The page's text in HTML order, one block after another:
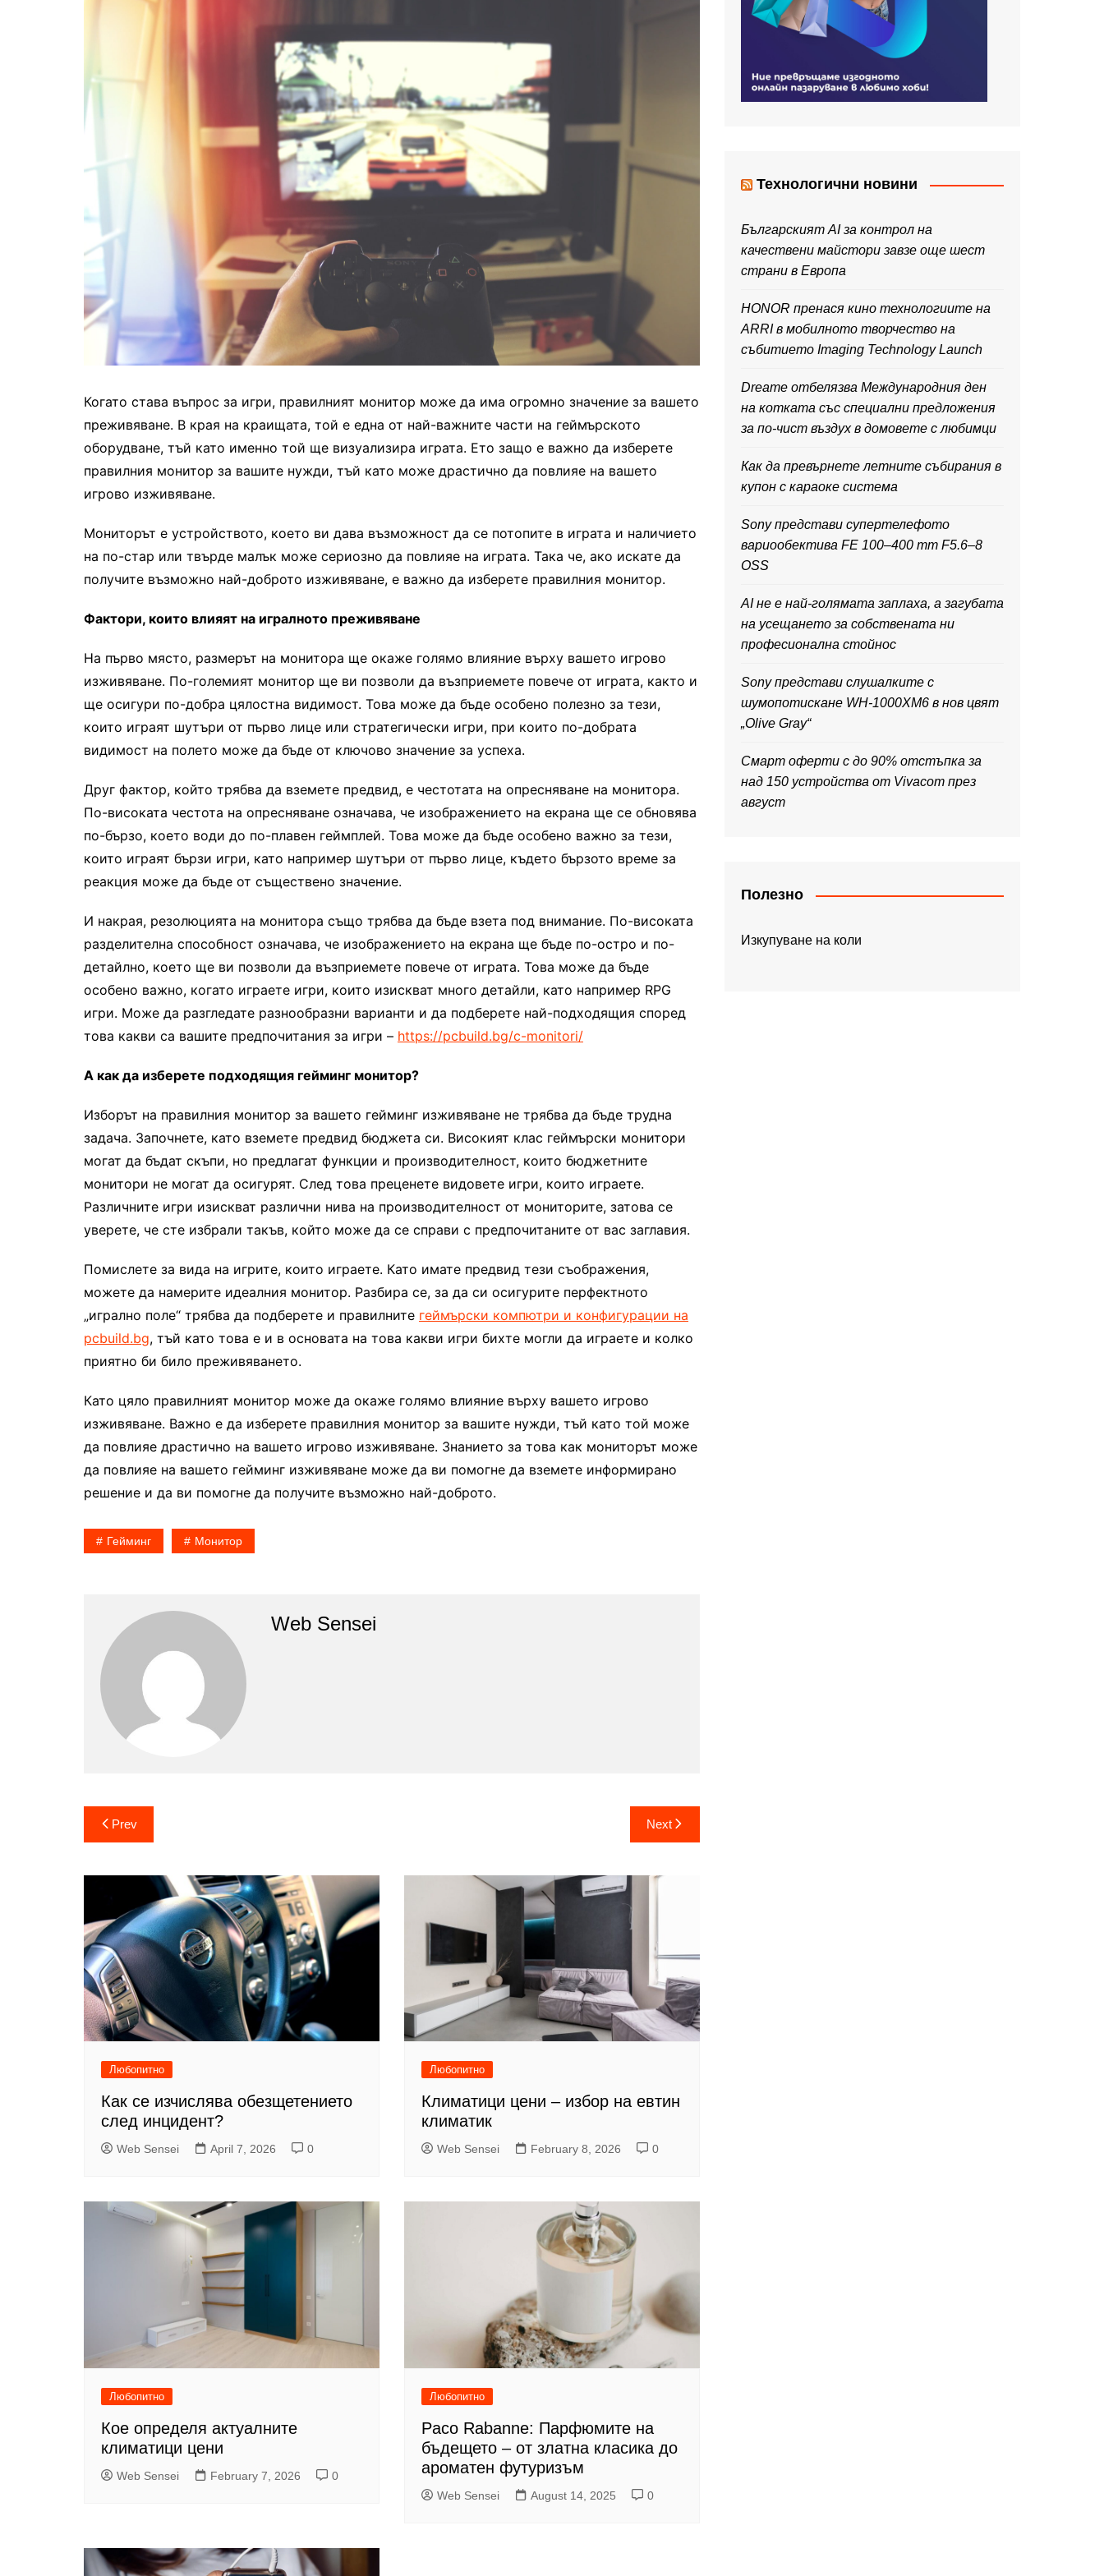
Когато става въпрос за игри, правилният монитор може да има огромно значение за вашето
преживяване. В края на краищата, той е една от най-важните части на геймърското
оборудване, тъй като именно той ще визуализира играта. Ето защо е важно да изберете
правилния монитор за вашите нужди, тъй като може драстично да повлияе на вашето
игрово изживяване.
Мониторът е устройството, което ви дава възможност да се потопите в играта и наличието
на по-стар или твърде малък може сериозно да повлияе на играта. Така че, ако искате да
получите възможно най-доброто изживяване, е важно да изберете правилния монитор.
Фактори, които влияят на игралното преживяване
На първо място, размерът на монитора ще окаже голямо влияние върху вашето игрово
изживяване. По-големият монитор ще ви позволи да възприемете повече от играта, както и
ще осигури по-добра цялостна видимост. Това може да бъде особено полезно за тези,
които играят шутъри от първо лице или стратегически игри, при които по-добрата
видимост на полето може да бъде от ключово значение за успеха.
Друг фактор, който трябва да вземете предвид, е честотата на опресняване на монитора.
По-високата честота на опресняване означава, че изображението на екрана ще се обновява
по-бързо, което води до по-плавен геймплей. Това може да бъде особено важно за тези,
които играят бързи игри, като например шутъри от първо лице, където бързото време за
реакция може да бъде от съществено значение.
И накрая, резолюцията на монитора също трябва да бъде взета под внимание. По-високата
разделителна способност означава, че изображението на екрана ще бъде по-остро и по-
детайлно, което ще ви позволи да възприемете повече от играта. Това може да бъде
особено важно, когато играете игри, които изискват много детайли, като например RPG
игри. Може да разгледате разнообразни варианти и да подберете най-подходящия според
това какви са вашите предпочитания за игри – https://pcbuild.bg/c-monitori/
А как да изберете подходящия гейминг монитор?
Изборът на правилния монитор за вашето гейминг изживяване не трябва да бъде трудна
задача. Започнете, като вземете предвид бюджета си. Високият клас геймърски монитори
могат да бъдат скъпи, но предлагат функции и производителност, които бюджетните
монитори не могат да осигурят. След това преценете видовете игри, които играете.
Различните игри изискват различни нива на производителност от мониторите, затова се
уверете, че сте избрали такъв, който може да се справи с предпочитаните от вас заглавия.
Помислете за вида на игрите, които играете. Като имате предвид тези съображения,
можете да намерите идеалния монитор. Разбира се, за да си осигурите перфектното
„игрално поле“ трябва да подберете и правилните геймърски компютри и конфигурации на
pcbuild.bg, тъй като това е и в основата на това какви игри бихте могли да играете и колко
приятно би било преживяването.
Като цяло правилният монитор може да окаже голямо влияние върху вашето игрово
изживяване. Важно е да изберете правилния монитор за вашите нужди, тъй като той може
да повлияе драстично на вашето игрово изживяване. Знанието за това как мониторът може
да повлияе на вашето гейминг изживяване може да ви помогне да вземете информирано
решение и да ви помогне да получите възможно най-доброто.
Гейминг Монитор
Web Sensei
Post
navigation
Prev Next
Любопитно
Как се изчислява обезщетението
след инцидент?
Web Sensei April 7, 2026 0
Любопитно
Климатици цени – избор на евтин
климатик
Web Sensei February 8, 2026 0
Любопитно
Кое определя актуалните
климатици цени
Web Sensei February 7, 2026 0
Любопитно
Paco Rabanne: Парфюмите на
бъдещето – от златна класика до
ароматен футуризъм
Web Sensei August 14, 2025 0
Технологични новини
Българският AI за контрол на
качествени майстори завзе още шест
страни в Европа
HONOR пренася кино технологиите на
ARRI в мобилното творчество на
събитието Imaging Technology Launch
Dreame отбелязва Международния ден
на котката със специални предложения
за по-чист въздух в домовете с любимци
Как да превърнете летните събирания в
купон с караоке система
Sony представи супертелефото
вариообектива FE 100–400 mm F5.6–8
OSS
AI не е най-голямата заплаха, а загубата
на усещането за собствената ни
професионална стойнос
Sony представи слушалките с
шумопотискане WH-1000XM6 в нов цвят
„Olive Gray“
Смарт оферти с до 90% отстъпка за
над 150 устройства от Vivacom през
август
Полезно
Изкупуване на коли